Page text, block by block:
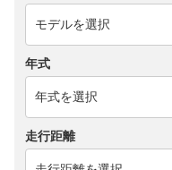
年式
走行距離